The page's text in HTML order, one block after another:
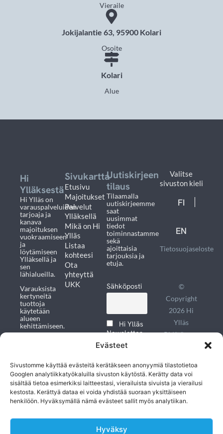
Evästeet
Sivustomme käyttää evästeitä kerätäkseen anonyymiä tilastotietoa
Googlen analytiikkatyökaluilla sivuston käytöstä. Kerätty data voi
sisältää tietoa esimerkiksi laitteestasi, vierailuista sivuista ja vierailusi
kestosta. Kerättyä dataa ei voida yhdistää suoraan yksittäiseen
henkilöön. Hyväksymällä nämä evästeet sallit myös analytiikan.
Hyväksy
Vieraile
Jokijalantie 63, 95900 Kolari
Osoite
Kolari
Alue
Hi
Ylläksestä
Hi Ylläs on
varauspalveluiden
tarjoaja ja
kanava
majoituksen
vuokraamiseen
ja
löytämiseen
Ylläksellä ja
sen
lähialueilla.
Varauksista
kertyneitä
tuottoja
käytetään
alueen
kehittämiseen.
Ota
asiakaspalvelu
+358 50 952
0123
yllas@hiyllas.fi
Sivukartta
Etusivu
Majoitukset
Palvelut
Ylläksellä
Mikä on Hi
Ylläs
Listaa
kohteesi
Ota
yhteyttä
UKK
Uutiskirjeen
tilaus
Tilaamalla
uutiskirjeemme
saat
uusimmat
tiedot
toiminnastamme
sekä
ajoittaisia
tarjouksia ja
etuja.
Sähköposti
Hi Ylläs
Newsletter
(ENG)
Uutiskirje
(FIN)
Hyväksyn
Valitse
sivuston kieli
FI
EN
Tietosuojaseloste
©
Copyright
2026 Hi
Ylläs
Pidätämme